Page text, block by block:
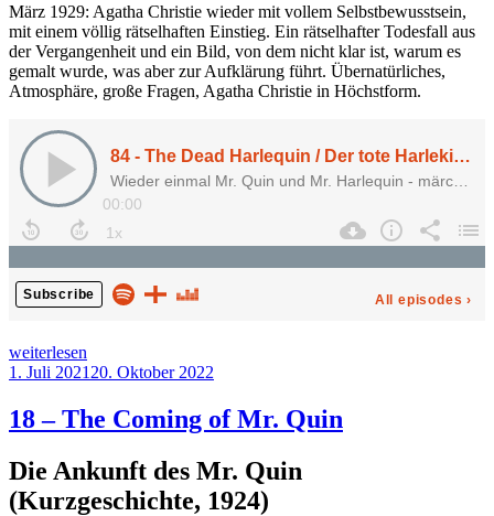
März 1929: Agatha Christie wieder mit vollem Selbstbewusstsein,
mit einem völlig rätselhaften Einstieg. Ein rätselhafter Todesfall aus
der Vergangenheit und ein Bild, von dem nicht klar ist, warum es
gemalt wurde, was aber zur Aufklärung führt. Übernatürliches,
Atmosphäre, große Fragen, Agatha Christie in Höchstform.
„84
–
Dead
Harlequin“
weiterlesen
Veröffentlicht
1. Juli 2021 20. Oktober 2022
18 – The Coming of Mr. Quin
Die Ankunft des Mr. Quin
(Kurzgeschichte, 1924)